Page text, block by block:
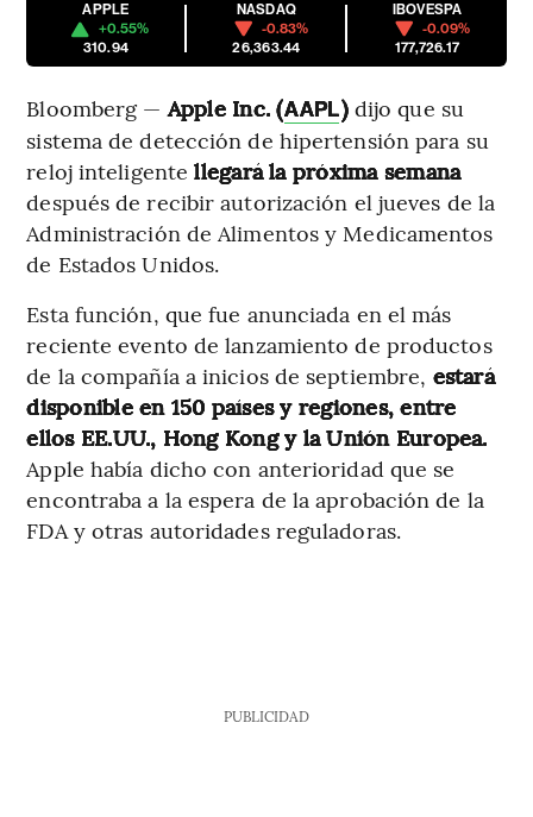
APPLE
+0.55%
310.94
NASDAQ
-0.83%
26,363.44
IBOVESPA
-0.09%
177,726.17
Bloomberg —Apple Inc. (AAPL)dijo que su
sistema de detección de hipertensión para su
reloj inteligente llegará la próxima semana
después de recibir autorización el jueves de la
Administración de Alimentos y Medicamentos
de Estados Unidos.
Esta función, que fue anunciada en el más
reciente evento de lanzamiento de productos
de la compañía a inicios de septiembre, estará
disponible en 150 países y regiones, entre
ellos EE.UU., Hong Kong y la Unión Europea.
Apple había dicho con anterioridad que se
encontraba a la espera de la aprobación de la
FDA y otras autoridades reguladoras.
PUBLICIDAD